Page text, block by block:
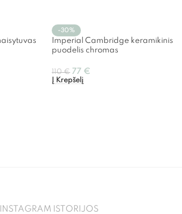
-30%
Imperial Cambridge keramikinis
puodelis chromas
110€ 77 €
Į Krepšelį
INSTAGRAM ISTORIJOS